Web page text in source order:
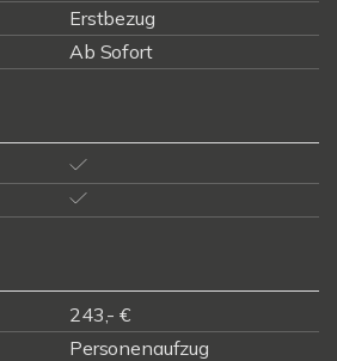
Erstbezug
Ab Sofort
243,- €
Personenaufzug